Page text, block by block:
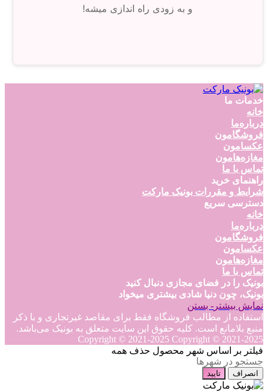
و به زودی راه اندازی میشه!
خدمات ما
خانه
درباره‌ما
فروشگامون
عکسامون
مغازه‌هامون
تماس با ما
راهنمای خرید
شرایط و مقررات بونیک مارکت
دسترسی سریع
خانه
درباره‌ما
فروشگامون
عکسامون
مغازه‌هامون
تماس با ما
بونیک را در فضای مجازی دنبال کنید
بونیک، چون دنیا شادی بیشتری میخواد
نمایش بیشتر - بستن
استفاده از مطالب فروشگاه فقط برای مقاصد غیرتجاری و با ذکر
منبع بلامانع است. کلیه حقوق این سایت متعلق به بونیک می‌باشد.
Copyright © 2021-2025 Copyright © 2021-2025
فیلتر بر اساس شهر محصول حذف همه
انصراف تایید